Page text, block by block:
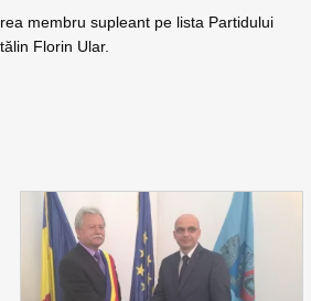
membru supleant pe lista Partidului
Florin Ular.